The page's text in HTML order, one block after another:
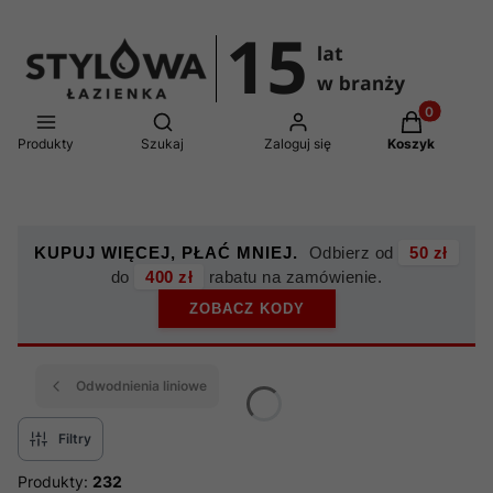
Produkty
Otwórz wyszukiwarkę
Szukaj Zaloguj się
Produkty
Koszyk
KUPUJ WIĘCEJ, PŁAĆ MNIEJ. Odbierz od
50 zł
do
400 zł rabatu na zamówienie.
ZOBACZ KODY
Odwodnienia liniowe
Filtry
Produkty: 232